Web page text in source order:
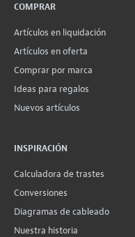
COMPRAR
Artículos en liquidación
Artículos en oferta
Comprar por marca
Ideas para regalos
Nuevos artículos
INSPIRACIÓN
Calculadora de trastes
Conversiones
Diagramas de cableado
Nuestra historia